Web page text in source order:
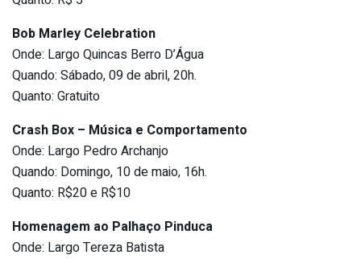
Bob Marley Celebration
Onde: Largo Quincas Berro D’Água
Quando: Sábado, 09 de abril, 20h.
Quanto: Gratuito
Crash Box – Música e Comportamento
Onde: Largo Pedro Archanjo
Quando: Domingo, 10 de maio, 16h.
Quanto: R$20 e R$10
Homenagem ao Palhaço Pinduca
Onde: Largo Tereza Batista